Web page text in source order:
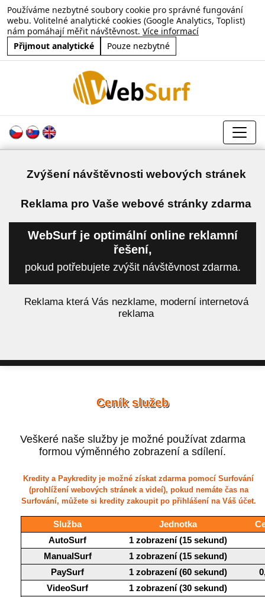
Používáme nezbytné soubory cookie pro správné fungování
webu. Volitelné analytické cookies (Google Analytics, Toplist)
nám pomáhají měřit návštěvnost. Více informací
Přijmout analytické
Pouze nezbytné
Zvýšení návštěvnosti webových stránek
Reklama pro Vaše webové stránky zdarma
WebSurf je optimální online reklamní
řešení,
pokud potřebujete zvýšit návštěvnost zdarma.
Reklama která Vás nezklame, moderní internetová
reklama
Ceník služeb
Veškeré naše služby je možné používat zdarma
formou výměnného zobrazení a sdílení.
Kredity a Paykredity je možné získat zdarma pomocí Surfování
(prohlížení webových stránek a videí), pokud nemáte čas na
Surfování, můžete si kredity zakoupit po přihlášení na Váš účet.
Služba Jednotka
AutoSurf
1 zobrazení (15 sekund)
ManualSurf
1 zobrazení (15 sekund)
PaySurf
1 zobrazení (60 sekund)
VideoSurf
1 zobrazení (30 sekund)